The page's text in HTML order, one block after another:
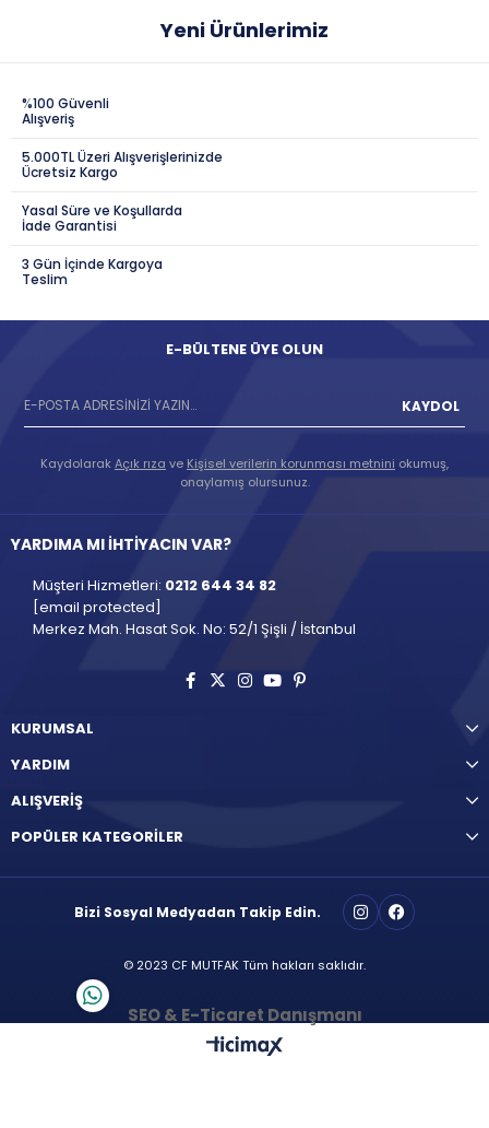
Yeni Ürünlerimiz
%100 Güvenli
Alışveriş
5.000TL Üzeri Alışverişlerinizde
Ücretsiz Kargo
Yasal Süre ve Koşullarda
İade Garantisi
3 Gün İçinde Kargoya
Teslim
E-BÜLTENE ÜYE OLUN
KAYDOL
KaydolarakAçık rıza ve Kişisel verilerin korunması metnini okumuş,
onaylamış olursunuz.
YARDIMA MI İHTİYACIN VAR?
Müşteri Hizmetleri: 0212 644 34 82
[email protected]
Merkez Mah. Hasat Sok. No: 52/1 Şişli / İstanbul
KURUMSAL
YARDIM
ALIŞVERİŞ
POPÜLER KATEGORİLER
Bizi Sosyal Medyadan Takip Edin.
© 2023 CF MUTFAK Tüm hakları saklıdır.
SEO & E-Ticaret Danışmanı